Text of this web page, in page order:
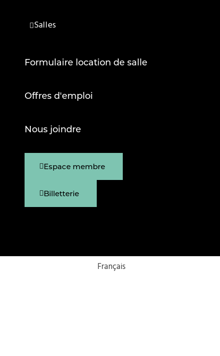
Salles
Formulaire location de salle
Offres d'emploi
Nous joindre
Espace membre
Billetterie
Français